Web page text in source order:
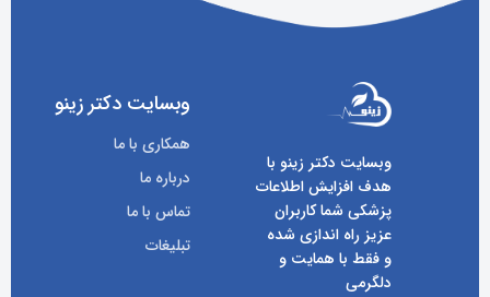
وبسایت دکتر زینو با
هدف افزایش اطلاعات
پزشکی شما کاربران
عزیز راه اندازی شده
و فقط با همایت و
دلگرمی
وبسایت دکتر زینو
همکاری با ما
درباره ما
تماس با ما
تبلیغات